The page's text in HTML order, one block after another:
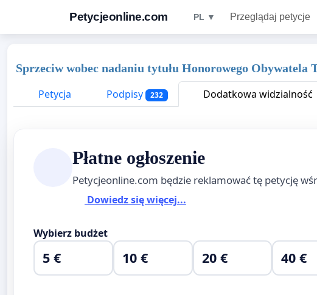
Petycjeonline.com PL ▼ Przeglądaj petycje
Sprzeciw wobec nadaniu tytułu Honorowego
Petycja
Podpisy 232 Dodatkowa widzialność
Płatne ogłoszenie
Petycjeonline.com będzie reklamować tę petycję
Dowiedz się więcej...
Wybierz budżet
5 € 10 € 20 € 40 €